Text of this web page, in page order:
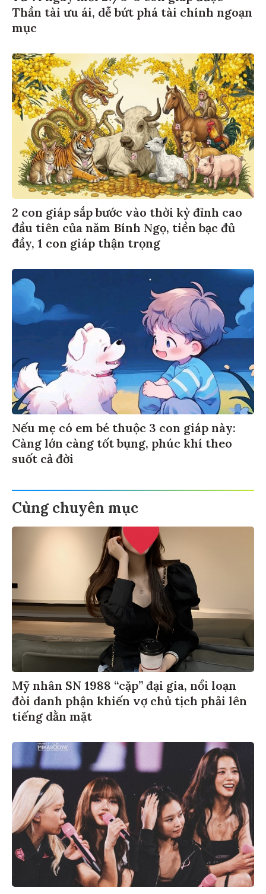
Thần tài ưu ái, dễ bứt phá tài chính ngoạn
mục
2 con giáp sắp bước vào thời kỳ đỉnh cao
đầu tiên của năm Bính Ngọ, tiền bạc đủ
đầy, 1 con giáp thận trọng
Nếu mẹ có em bé thuộc 3 con giáp này:
Càng lớn càng tốt bụng, phúc khí theo
suốt cả đời
Cùng chuyên mục
Mỹ nhân SN 1988 “cặp” đại gia, nổi loạn
đòi danh phận khiến vợ chủ tịch phải lên
tiếng dằn mặt